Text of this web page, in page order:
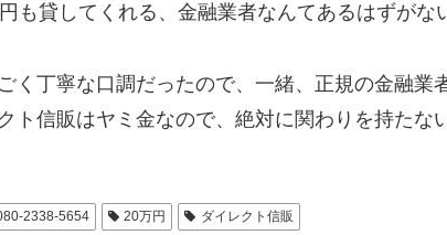
も貸してくれる、金融業者なんてあるはずがな
く丁寧な口調だったので、一緒、正規の金融業
ト信販はヤミ金なので、絶対に関わりを持たな
2338-5654 20万円 ダイレクト信販